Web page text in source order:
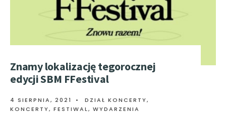
Znamy lokalizację tegorocznej
edycji SBM FFestival
4 SIERPNIA, 2021 • DZIAŁ KONCERTY,
KONCERTY, FESTIWAL, WYDARZENIA